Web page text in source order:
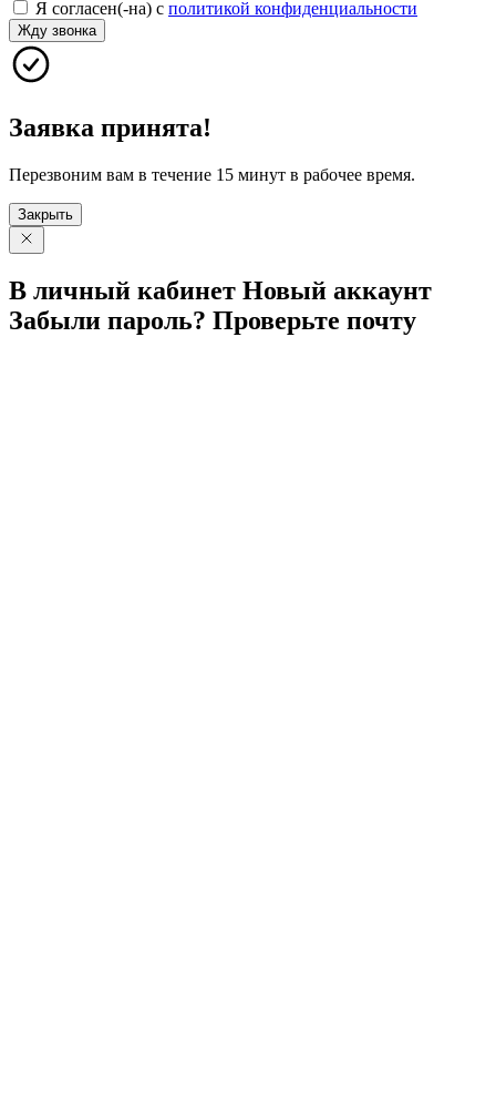
Я согласен(-на) с политикой конфиденциальности
Жду звонка
Заявка принята!
Перезвоним вам в течение 15 минут в рабочее время.
Закрыть
В личный кабинет Новый аккаунт
Забыли пароль? Проверьте почту